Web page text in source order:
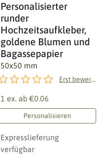
Personalisierter
runder
Hochzeitsaufkleber,
goldene Blumen und
Bagassepapier
50x50 mm
Erst bewerten!
1 ex. ab €0.06
Personalisieren
Expresslieferung
verfügbar